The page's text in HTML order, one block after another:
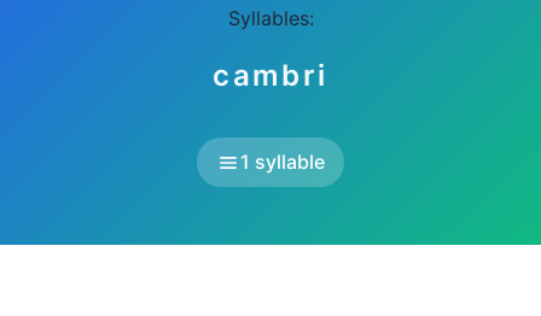
Syllables:
cambri
1 syllable